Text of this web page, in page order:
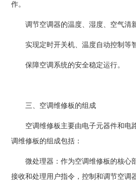
作。
调节空调器的温度、湿度、空气清新
实现定时开关机、温度自动控制等智
保障空调系统的安全稳定运行。
三、空调维修板的组成
空调维修板主要由电子元器件和电
调维修板的组成包括：
微处理器：作为空调维修板的核心
接收和处理用户指令，控制和调节空调